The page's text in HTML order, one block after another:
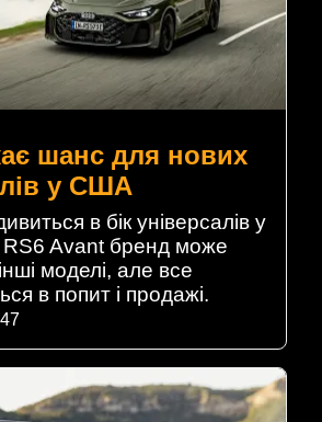
шанс для нових
у США
в бік універсалів у
Avant бренд може
моделі, але все
в попит і продажі.